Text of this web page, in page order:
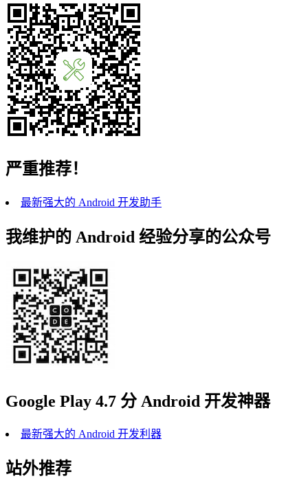
严重推荐！
最新强大的 Android 开发助手
我维护的 Android 经验分享的公众号
Google Play 4.7 分 Android 开发神器
最新强大的 Android 开发利器
站外推荐